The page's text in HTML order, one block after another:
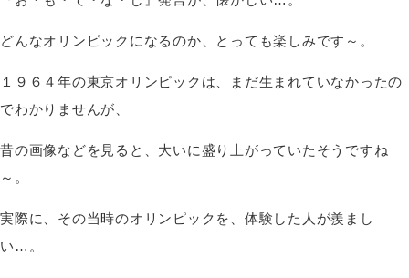
どんなオリンピックになるのか、とっても楽しみです～。
１９６４年の東京オリンピックは、まだ生まれていなかったの
でわかりませんが、
昔の画像などを見ると、大いに盛り上がっていたそうですね
～。
実際に、その当時のオリンピックを、体験した人が羨まし
い…。